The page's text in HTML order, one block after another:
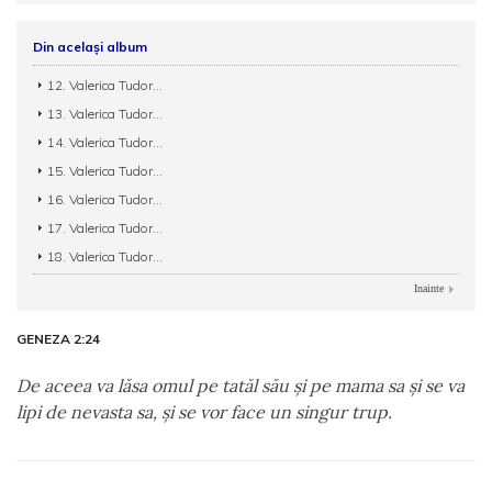
Din același album
12. Valerica Tudor...
13. Valerica Tudor...
14. Valerica Tudor...
15. Valerica Tudor...
16. Valerica Tudor...
17. Valerica Tudor...
18. Valerica Tudor...
Inainte
GENEZA 2:24
De aceea va lăsa omul pe tatăl său şi pe mama sa şi se va
lipi de nevasta sa, şi se vor face un singur trup.